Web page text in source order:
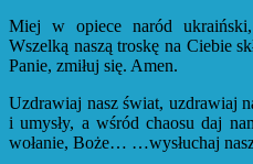
Miej w opiece naród
Wszelką naszą troskę na Ciebie
Panie, zmiłuj się. Amen.
Uzdrawiaj nasz świat, uzdrawiaj
i umysły, a wśród chaosu daj
wołanie, Boże… …wysłuchaj